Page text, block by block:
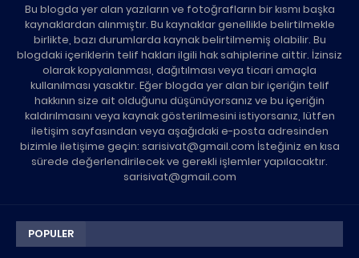
Bu blogda yer alan yazıların ve fotoğrafların bir kısmı başka
kaynaklardan alınmıştır. Bu kaynaklar genellikle belirtilmekle
birlikte, bazı durumlarda kaynak belirtilmemiş olabilir. Bu
blogdaki içeriklerin telif hakları ilgili hak sahiplerine aittir. İzinsiz
olarak kopyalanması, dağıtılması veya ticari amaçla
kullanılması yasaktır. Eğer blogda yer alan bir içeriğin telif
hakkının size ait olduğunu düşünüyorsanız ve bu içeriğin
kaldırılmasını veya kaynak gösterilmesini istiyorsanız, lütfen
iletişim sayfasından veya aşağıdaki e-posta adresinden
bizimle iletişime geçin: sarisivat@gmail.com İsteğiniz en kısa
sürede değerlendirilecek ve gerekli işlemler yapılacaktır.
sarisivat@gmail.com
POPULER